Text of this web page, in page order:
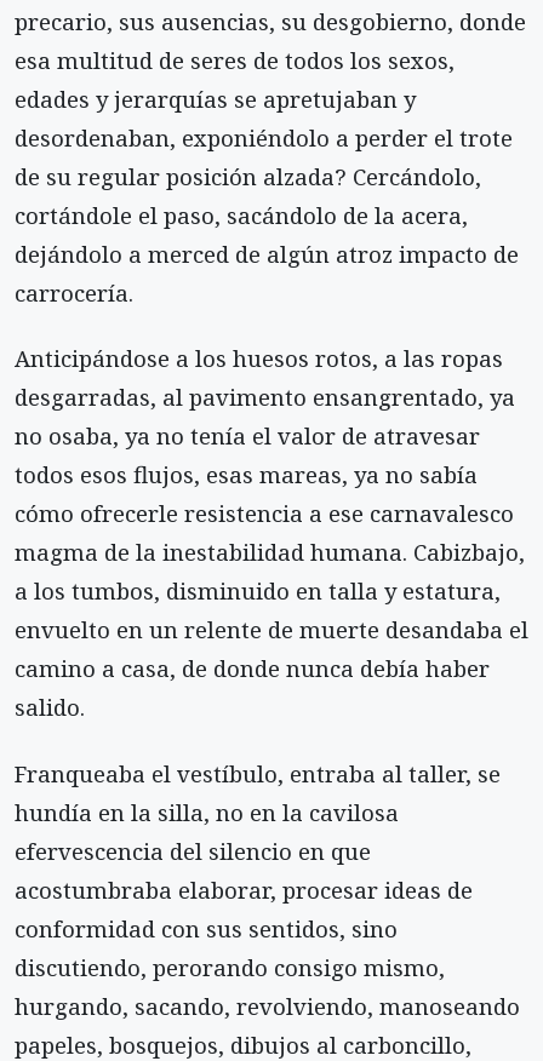
precario, sus ausencias, su desgobierno, donde
esa multitud de seres de todos los sexos,
edades y jerarquías se apretujaban y
desordenaban, exponiéndolo a perder el trote
de su regular posición alzada? Cercándolo,
cortándole el paso, sacándolo de la acera,
dejándolo a merced de algún atroz impacto de
carrocería.
Anticipándose a los huesos rotos, a las ropas
desgarradas, al pavimento ensangrentado, ya
no osaba, ya no tenía el valor de atravesar
todos esos flujos, esas mareas, ya no sabía
cómo ofrecerle resistencia a ese carnavalesco
magma de la inestabilidad humana. Cabizbajo,
a los tumbos, disminuido en talla y estatura,
envuelto en un relente de muerte desandaba el
camino a casa, de donde nunca debía haber
salido.
Franqueaba el vestíbulo, entraba al taller, se
hundía en la silla, no en la cavilosa
efervescencia del silencio en que
acostumbraba elaborar, procesar ideas de
conformidad con sus sentidos, sino
discutiendo, perorando consigo mismo,
hurgando, sacando, revolviendo, manoseando
papeles, bosquejos, dibujos al carboncillo,